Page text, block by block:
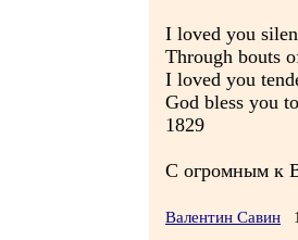
I loved you
Through bouts
I loved you
God bless you
1829
С огромным к
Валентин Савин